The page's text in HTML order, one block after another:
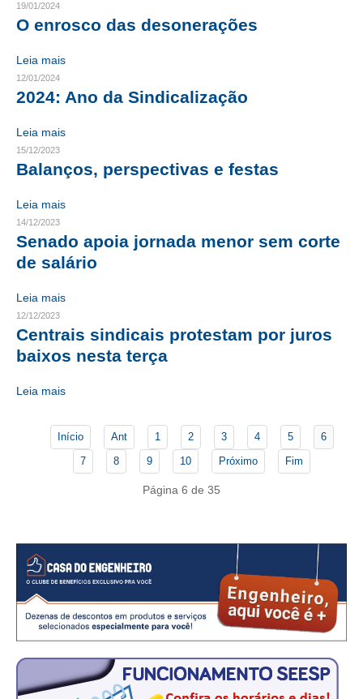
LEGISLAÇÃO
LEI 5.194/1966 – REGULAMENTAÇÃO DA PROFISSÃO
HOMOLOGAÇÕES
PISO SALARIAL
FIQUE POR DENTRO
EMPREGO E ESTÁGIO
NEWSLETTER
GUIA DAS ENGENHARIAS
ENGENHEIRO EMPREENDEDOR
SEESP EDUCAÇÃO
PLATAFORMAS GRATUITAS
19/01/2024
O enrosco das desonerações
Leia mais
12/01/2024
2024: Ano da Sindicalização
Leia mais
15/12/2023
Balanços, perspectivas e festas
Leia mais
14/12/2023
Senado apoia jornada menor sem corte
de salário
Leia mais
12/12/2023
Centrais sindicais protestam por juros
baixos nesta terça
Leia mais
Início Ant 1 2 3 4 5
6
7
8 9 10 Próximo Fim
Página 6 de 35